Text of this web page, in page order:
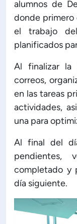
alumnos de
donde primero
el trabajo
planificados
Al finalizar la
correos,
en las tareas
actividades,
una para
Al final del
pendientes,
completado y
día siguiente.